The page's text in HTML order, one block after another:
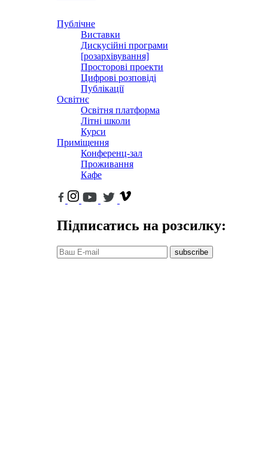
Публічне
Виставки
Дискусійні програми
[розархівування]
Просторові проекти
Цифрові розповіді
Публікації
Освітнє
Освітня платформа
Літні школи
Курси
Приміщення
Конференц-зал
Проживання
Кафе
Підписатись на розсилку:
subscribe